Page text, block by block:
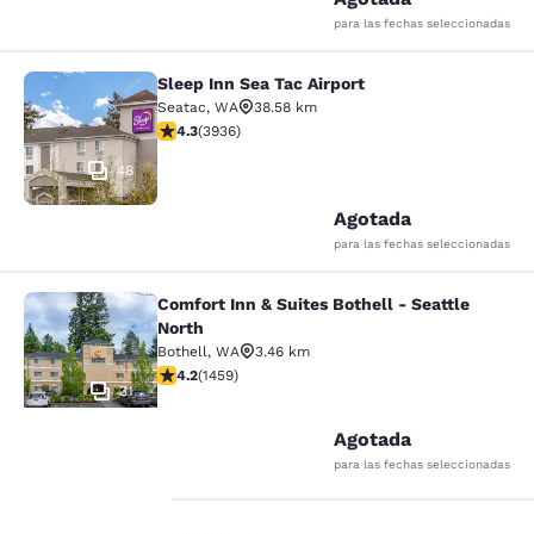
para las fechas seleccionadas
Sleep Inn Sea Tac Airport
48
Sleep Inn Sea Tac Airport
Seatac, WA
38.58 km
Calificación de 4.32 estrellas. Excelente. 3936
4.3(3936)
Agotada
para las fechas seleccionadas
Comfort Inn & Suites Bothell -
31
Comfort Inn & Suites Bothell - Seattle
North
Bothell, WA
3.46 km
Calificación de 4.17 estrellas. Muy bueno. 1459
4.2(1459)
Agotada
para las fechas seleccionadas